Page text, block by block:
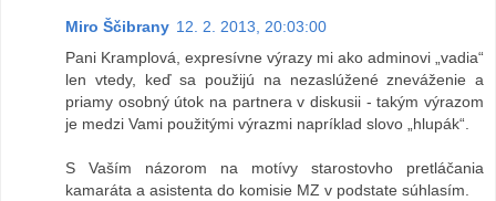
Miro Ščibrany 12. 2. 2013, 20:03:00
Pani Kramplová, expresívne výrazy mi ako adminovi „vadia“
len vtedy, keď sa použijú na nezaslúžené zneváženie a
priamy osobný útok na partnera v diskusii - takým výrazom
je medzi Vami použitými výrazmi napríklad slovo „hlupák“.
S Vaším názorom na motívy starostovho pretláčania
kamaráta a asistenta do komisie MZ v podstate súhlasím.